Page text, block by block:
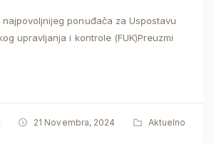
najpovoljnijeg ponuđača za Uspostavu
upravljanja i kontrole (FUK)Preuzmi
21 Novembra, 2024 Aktuelno